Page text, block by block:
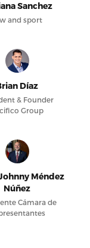
Sanchez
and sport
Díaz
& Founder
Group
Méndez
Núñez
Cámara de